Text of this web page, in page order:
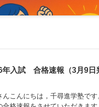
年入試 合格速報（3月9
んこんにちは，千尋進学塾で